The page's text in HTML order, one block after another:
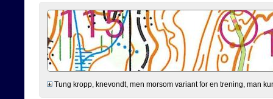
Tung kropp, knevondt, men morsom variant for en trening, man